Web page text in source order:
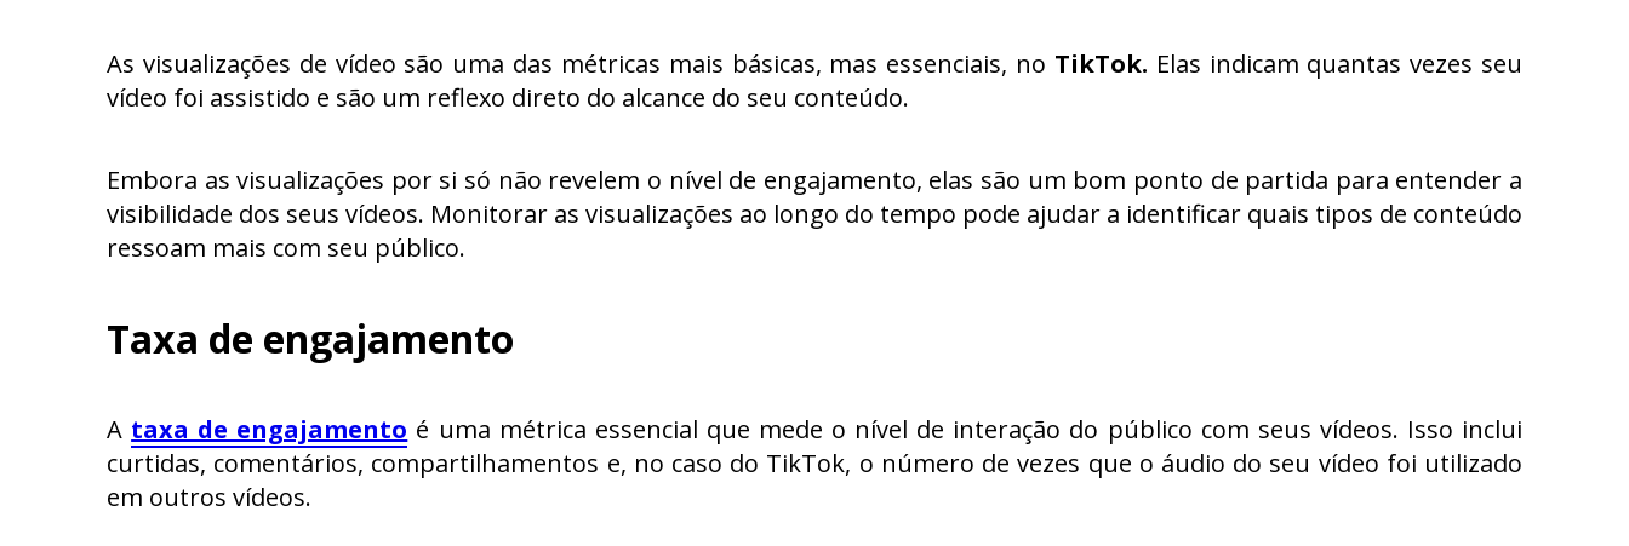
As visualizações de vídeo são uma das métricas mais básicas, mas essenciais, no TikTok. Elas indicam quantas vezes seu
vídeo foi assistido e são um reflexo direto do alcance do seu conteúdo.
Embora as visualizações por si só não revelem o nível de engajamento, elas são um bom ponto de partida para entender a
visibilidade dos seus vídeos. Monitorar as visualizações ao longo do tempo pode ajudar a identificar quais tipos de conteúdo
ressoam mais com seu público.
Taxa de engajamento
A taxa de engajamento é uma métrica essencial que mede o nível de interação do público com seus vídeos. Isso inclui
curtidas, comentários, compartilhamentos e, no caso do TikTok, o número de vezes que o áudio do seu vídeo foi utilizado
em outros vídeos.